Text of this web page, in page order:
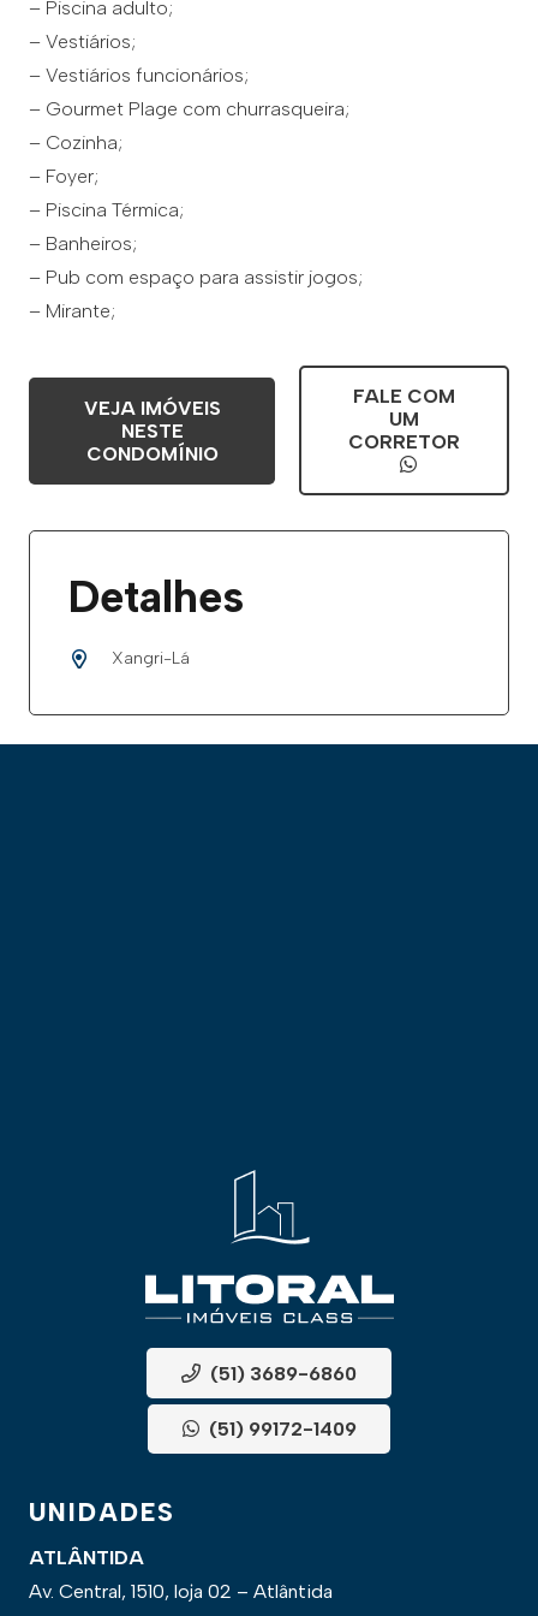
– Piscina adulto;
– Vestiários;
– Vestiários funcionários;
– Gourmet Plage com churrasqueira;
– Cozinha;
– Foyer;
– Piscina Térmica;
– Banheiros;
– Pub com espaço para assistir jogos;
– Mirante;
VEJA IMÓVEIS
NESTE
CONDOMÍNIO
FALE COM
UM
CORRETOR
Detalhes
Xangri-Lá
(51) 3689-6860
(51) 99172-1409
UNIDADES
ATLÂNTIDA
Av. Central, 1510, loja 02 – Atlântida